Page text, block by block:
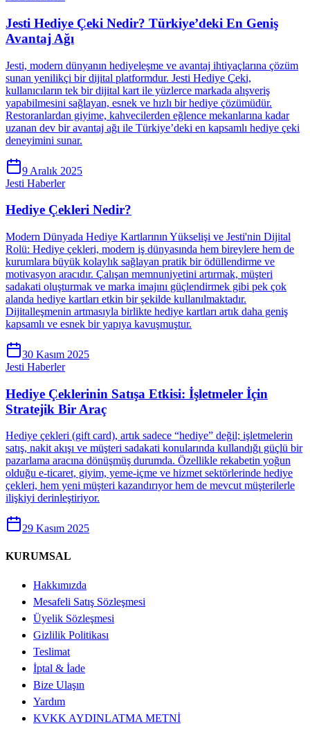
Jesti Hediye Çeki Nedir? Türkiye’deki En Geniş
Avantaj Ağı
Jesti, modern dünyanın hediyeleşme ve avantaj ihtiyaçlarına çözüm
sunan yenilikçi bir dijital platformdur. Jesti Hediye Çeki,
kullanıcıların tek bir dijital kart ile yüzlerce markada alışveriş
yapabilmesini sağlayan, esnek ve hızlı bir hediye çözümüdür.
Restoranlardan giyime, kahvecilerden eğlence mekanlarına kadar
uzanan dev bir avantaj ağı ile Türkiye’deki en kapsamlı hediye çeki
deneyimini sunar.
9 Aralık 2025
Jesti Haberler
Hediye Çekleri Nedir?
Modern Dünyada Hediye Kartlarının Yükselişi ve Jesti'nin Dijital
Rolü: Hediye çekleri, modern iş dünyasında hem bireylere hem de
kurumlara büyük kolaylık sağlayan pratik bir ödüllendirme ve
motivasyon aracıdır. Çalışan memnuniyetini artırmak, müşteri
sadakati oluşturmak ve marka imajını güçlendirmek gibi pek çok
alanda hediye kartları etkin bir şekilde kullanılmaktadır.
Dijitalleşmenin artmasıyla birlikte hediye kartları artık daha geniş
kapsamlı ve esnek bir yapıya kavuşmuştur.
30 Kasım 2025
Jesti Haberler
Hediye Çeklerinin Satışa Etkisi: İşletmeler İçin
Stratejik Bir Araç
Hediye çekleri (gift card), artık sadece “hediye” değil; işletmelerin
satış, nakit akışı ve müşteri sadakati konularında kullandığı güçlü bir
pazarlama aracına dönüşmüş durumda. Özellikle rekabetin yoğun
olduğu e-ticaret, giyim, yeme-içme ve hizmet sektörlerinde hediye
çekleri, hem yeni müşteri kazandırıyor hem de mevcut müşterilerle
ilişkiyi derinleştiriyor.
29 Kasım 2025
KURUMSAL
Hakkımızda
Mesafeli Satış Sözleşmesi
Üyelik Sözleşmesi
Gizlilik Politikası
Teslimat
İptal & İade
Bize Ulaşın
Yardım
KVKK AYDINLATMA METNİ